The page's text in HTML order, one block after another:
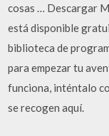
cosas … Descargar
está disponible
biblioteca de
para empezar tu
funciona, inténtalo
se recogen aquí.